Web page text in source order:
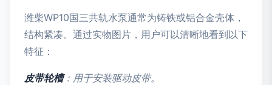
潍柴WP10国三共轨水泵通常为铸铁或铝合金壳体，
结构紧凑。通过实物图片，用户可以清晰地看到以下
特征：
皮带轮槽：用于安装驱动皮带。